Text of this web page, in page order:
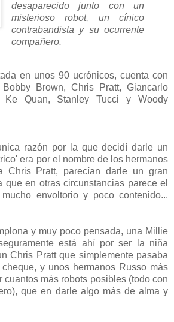
desaparecido junto con un
misterioso robot, un cínico
contrabandista y su ocurrente
compañero.
en unos 90 ucrónicos, cuenta con
Brown, Chris Pratt, Giancarlo
Ke Quan, Stanley Tucci y Woody
razón por la que decidí darle un
era por el nombre de los hermanos
Chris Pratt, parecían darle un gran
que en otras circunstancias parece el
envoltorio y poco contenido...
y muy poco pensada, una Millie
está ahí por ser la niña
Chris Pratt que simplemente pasaba
y unos hermanos Russo más
cuantos más robots posibles (todo con
que en darle algo más de alma y